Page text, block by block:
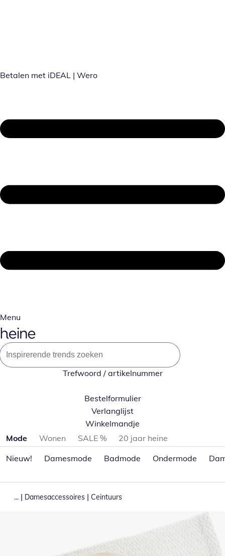
Betalen met iDEAL | Wero
Menu
Trefwoord / artikelnummer
Bestelformulier
Verlanglijst
Winkelmandje
Productcategorieën overslaan
Mode Wonen SALE %
20 jaar heine
Nieuw!
Damesmode Badmode Ondermode
... | Damesaccessoires | Ceintuurs